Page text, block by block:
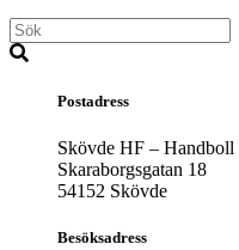
Postadress
Skövde HF – Handboll
Skaraborgsgatan 18
54152 Skövde
Besöksadress